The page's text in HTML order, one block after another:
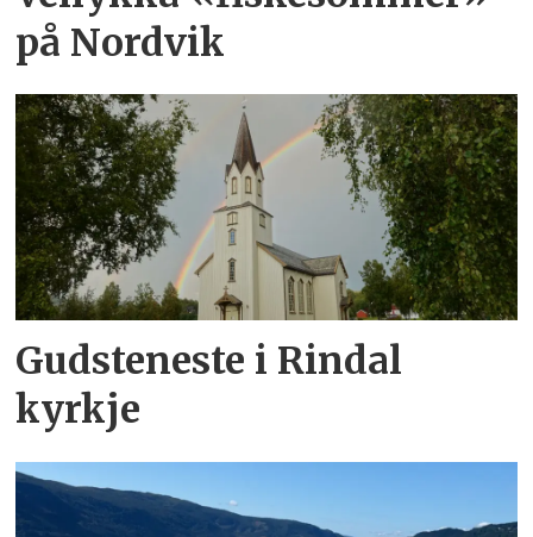
på Nordvik
Gudsteneste i Rindal
kyrkje